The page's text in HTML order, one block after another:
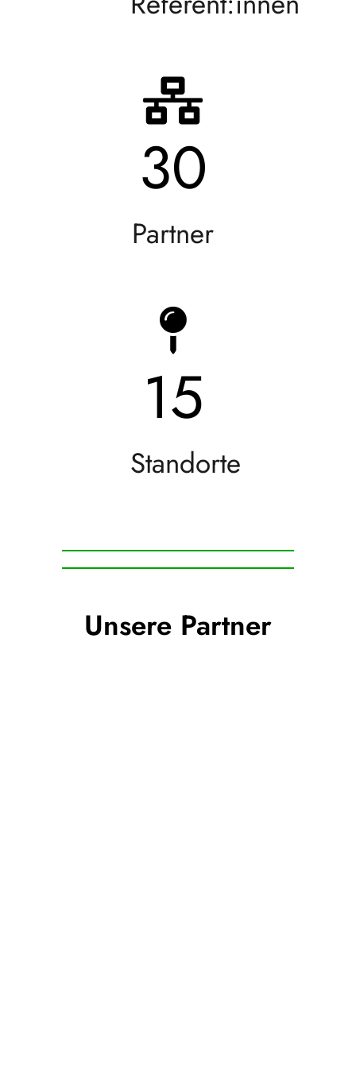
30
Partner
15
Standorte
Unsere Partner